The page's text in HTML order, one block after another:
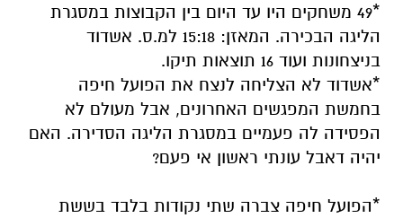
*49 משחקים היו עד היום בין הקבוצות במסגרת
הליגה הבכירה. המאזן: 15:18 למ.ס. אשדוד
בניצחונות ועוד 16 תוצאות תיקו.
*אשדוד לא הצליחה לנצח את הפועל חיפה
בחמשת המפגשים האחרונים, אבל מעולם לא
הפסידה לה פעמיים במסגרת הליגה הסדירה. האם
יהיה דאבל עונתי ראשון אי פעם?
*הפועל חיפה צברה שתי נקודות בלבד בששת